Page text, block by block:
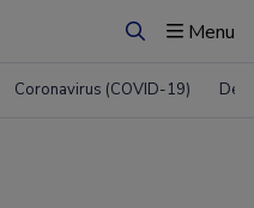
ZoekenMenu
Coronavirus (COVID-19)